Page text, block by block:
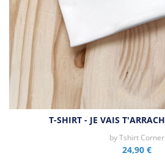
T-SHIRT - JE VAIS
byTshirt Corner
24,90 €